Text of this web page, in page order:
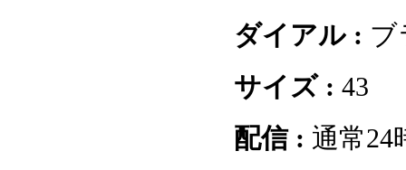
ダイアル : ブ
サイズ : 43
配信 : 通常24